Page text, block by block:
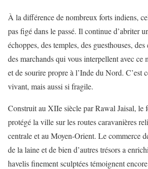
À la différence de nombreux forts indiens,
pas figé dans le passé. Il continue d’abriter
échoppes, des temples, des guesthouses,
des marchands qui vous interpellent avec ce
et de sourire propre à l’Inde du Nord. C’est
vivant, mais aussi si fragile.
Construit au XIIe siècle par Rawal Jaisal, le
protégé la ville sur les routes caravanières
centrale et au Moyen-Orient. Le commerce
de la laine et de bien d’autres trésors a
havelis finement sculptées témoignent encore